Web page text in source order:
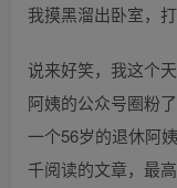
我摸黑溜出卧室，
说来好笑，我这个
阿姨的公众号圈粉
一个56岁的退休阿
千阅读的文章，最